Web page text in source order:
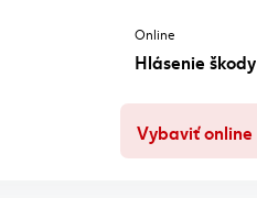
Online
Hlásenie škody
Vybaviť online